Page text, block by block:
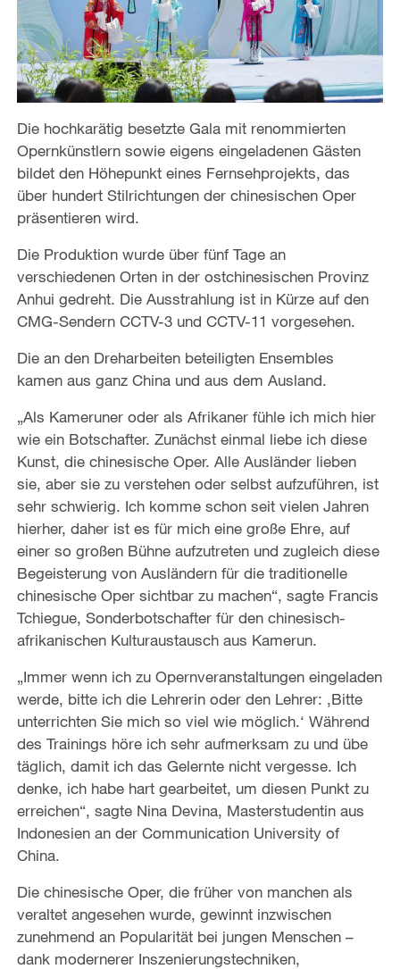
Die hochkarätig besetzte Gala mit renommierten
Opernkünstlern sowie eigens eingeladenen Gästen
bildet den Höhepunkt eines Fernsehprojekts, das
über hundert Stilrichtungen der chinesischen Oper
präsentieren wird.
Die Produktion wurde über fünf Tage an
verschiedenen Orten in der ostchinesischen Provinz
Anhui gedreht. Die Ausstrahlung ist in Kürze auf den
CMG-Sendern CCTV-3 und CCTV-11 vorgesehen.
Die an den Dreharbeiten beteiligten Ensembles
kamen aus ganz China und aus dem Ausland.
„Als Kameruner oder als Afrikaner fühle ich mich hier
wie ein Botschafter. Zunächst einmal liebe ich diese
Kunst, die chinesische Oper. Alle Ausländer lieben
sie, aber sie zu verstehen oder selbst aufzuführen, ist
sehr schwierig. Ich komme schon seit vielen Jahren
hierher, daher ist es für mich eine große Ehre, auf
einer so großen Bühne aufzutreten und zugleich diese
Begeisterung von Ausländern für die traditionelle
chinesische Oper sichtbar zu machen“, sagte Francis
Tchiegue, Sonderbotschafter für den chinesisch-
afrikanischen Kulturaustausch aus Kamerun.
„Immer wenn ich zu Opernveranstaltungen eingeladen
werde, bitte ich die Lehrerin oder den Lehrer: ‚Bitte
unterrichten Sie mich so viel wie möglich.‘ Während
des Trainings höre ich sehr aufmerksam zu und übe
täglich, damit ich das Gelernte nicht vergesse. Ich
denke, ich habe hart gearbeitet, um diesen Punkt zu
erreichen“, sagte Nina Devina, Masterstudentin aus
Indonesien an der Communication University of
China.
Die chinesische Oper, die früher von manchen als
veraltet angesehen wurde, gewinnt inzwischen
zunehmend an Popularität bei jungen Menschen –
dank modernerer Inszenierungstechniken,